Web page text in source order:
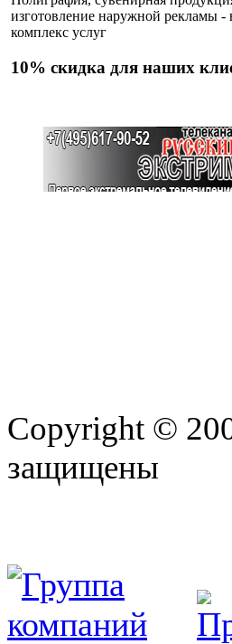
изготовление наружной рекламы -
комплекс услуг
10% скидка для наших
Copyright ©
защищены